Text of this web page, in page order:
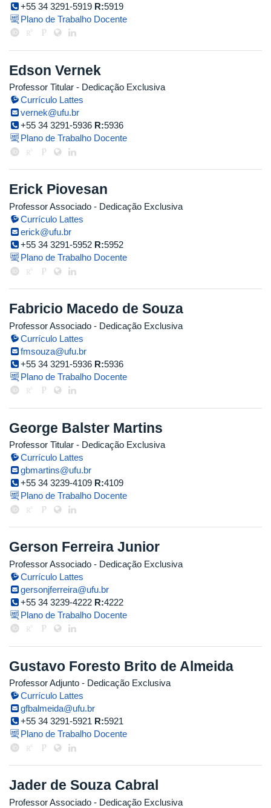
+55 34 3291-5919 R:5919
Plano de Trabalho Docente
Edson Vernek
Professor Titular - Dedicação Exclusiva
Currículo Lattes
vernek@ufu.br
+55 34 3291-5936 R:5936
Plano de Trabalho Docente
Erick Piovesan
Professor Associado - Dedicação Exclusiva
Currículo Lattes
erick@ufu.br
+55 34 3291-5952 R:5952
Plano de Trabalho Docente
Fabricio Macedo de Souza
Professor Associado - Dedicação Exclusiva
Currículo Lattes
fmsouza@ufu.br
+55 34 3291-5936 R:5936
Plano de Trabalho Docente
George Balster Martins
Professor Titular - Dedicação Exclusiva
Currículo Lattes
gbmartins@ufu.br
+55 34 3239-4109 R:4109
Plano de Trabalho Docente
Gerson Ferreira Junior
Professor Associado - Dedicação Exclusiva
Currículo Lattes
gersonjferreira@ufu.br
+55 34 3239-4222 R:4222
Plano de Trabalho Docente
Gustavo Foresto Brito de Almeida
Professor Adjunto - Dedicação Exclusiva
Currículo Lattes
gfbalmeida@ufu.br
+55 34 3291-5921 R:5921
Plano de Trabalho Docente
Jader de Souza Cabral
Professor Associado - Dedicação Exclusiva